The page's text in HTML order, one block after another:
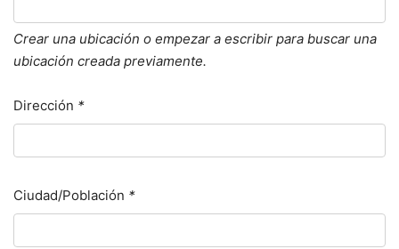
Crear una ubicación o empezar a escribir para buscar una
ubicación creada previamente.
Dirección *
Ciudad/Población *